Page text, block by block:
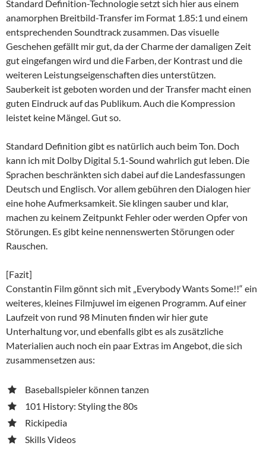
Standard Definition-Technologie setzt sich hier aus einem
anamorphen Breitbild-Transfer im Format 1.85:1 und einem
entsprechenden Soundtrack zusammen. Das visuelle
Geschehen gefällt mir gut, da der Charme der damaligen Zeit
gut eingefangen wird und die Farben, der Kontrast und die
weiteren Leistungseigenschaften dies unterstützen.
Sauberkeit ist geboten worden und der Transfer macht einen
guten Eindruck auf das Publikum. Auch die Kompression
leistet keine Mängel. Gut so.
Standard Definition gibt es natürlich auch beim Ton. Doch
kann ich mit Dolby Digital 5.1-Sound wahrlich gut leben. Die
Sprachen beschränkten sich dabei auf die Landesfassungen
Deutsch und Englisch. Vor allem gebühren den Dialogen hier
eine hohe Aufmerksamkeit. Sie klingen sauber und klar,
machen zu keinem Zeitpunkt Fehler oder werden Opfer von
Störungen. Es gibt keine nennenswerten Störungen oder
Rauschen.
[Fazit]
Constantin Film gönnt sich mit „Everybody Wants Some!!“ ein
weiteres, kleines Filmjuwel im eigenen Programm. Auf einer
Laufzeit von rund 98 Minuten finden wir hier gute
Unterhaltung vor, und ebenfalls gibt es als zusätzliche
Materialien auch noch ein paar Extras im Angebot, die sich
zusammensetzen aus:
Baseballspieler können tanzen
101 History: Styling the 80s
Rickipedia
Skills Videos